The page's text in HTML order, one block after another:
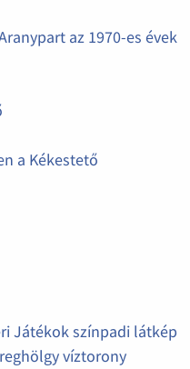
az 1970-es évek
a Kékestető
Játékok színpadi látkép
víztorony